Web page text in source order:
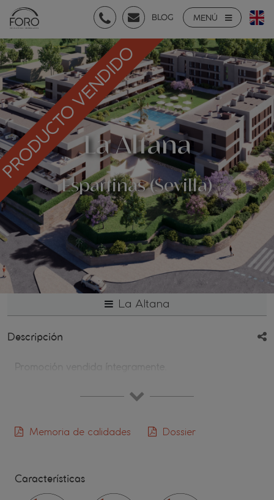
MENÚ
BLOG
La Altana
Espartinas (Sevilla)
VENDIDO
La Altana
Descripción
Memoria de calidades Dossier
Características